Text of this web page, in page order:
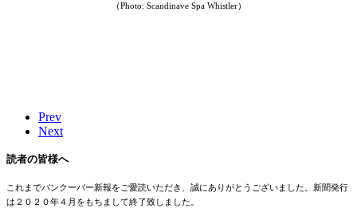
（Photo: Scandinave Spa Whistler）
Prev
Next
読者の皆様へ
これまでバンクーバー新報をご愛読いただき、誠にありがとうございました。新聞発行
は２０２０年４月をもちまして終了致しました。